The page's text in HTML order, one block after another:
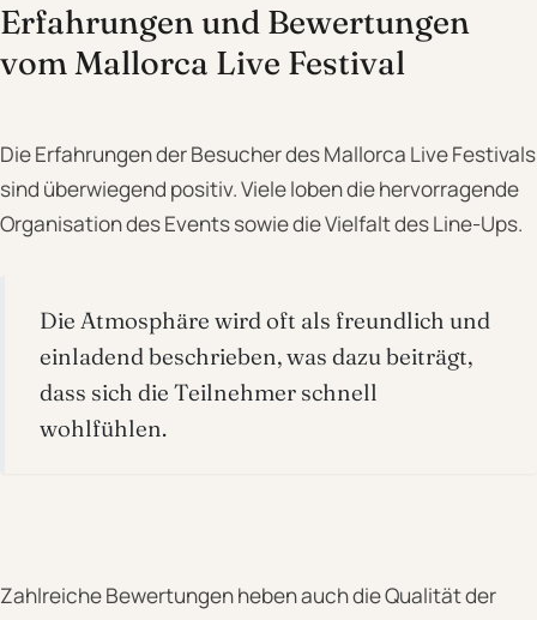
Erfahrungen und Bewertungen
vom Mallorca Live Festival
Die Erfahrungen der Besucher des Mallorca Live Festivals
sind überwiegend positiv. Viele loben die hervorragende
Organisation des Events sowie die Vielfalt des Line-Ups.
Die Atmosphäre wird oft als freundlich und
einladend beschrieben, was dazu beiträgt,
dass sich die Teilnehmer schnell
wohlfühlen.
Zahlreiche Bewertungen heben auch die Qualität der